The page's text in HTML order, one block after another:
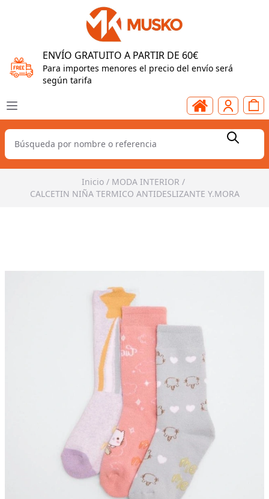
ENVÍO GRATUITO A PARTIR DE 60€
Para importes menores el precio del envío será
según tarifa
Inicio / MODA INTERIOR /
CALCETIN NIÑA TERMICO ANTIDESLIZANTE Y.MORA